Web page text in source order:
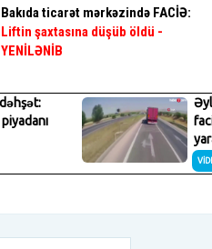
Bakıda ticarət mərkəzində FACİƏ:
Liftin şaxtasına düşüb öldü -
YENİLƏNİB